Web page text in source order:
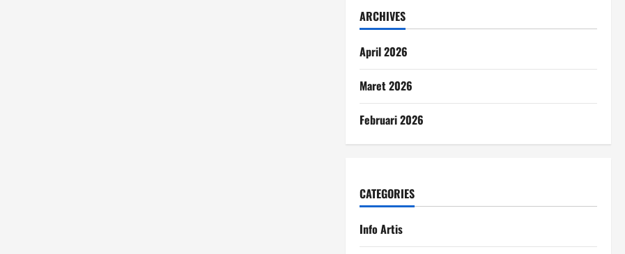
ARCHIVES
April 2026
Maret 2026
Februari 2026
CATEGORIES
Info Artis